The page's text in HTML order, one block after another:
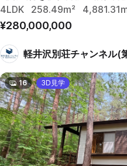
4LDK
258.49m²
¥280,000,000
軽井沢別荘チャンネル(
16 3D見学